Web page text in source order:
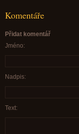
Komentáře
Přidat komentář
Jméno:
Nadpis:
Text: